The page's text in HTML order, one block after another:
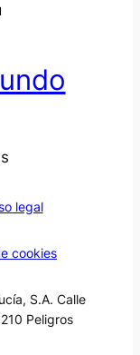
legal
cookies
S.A. Calle
Peligros